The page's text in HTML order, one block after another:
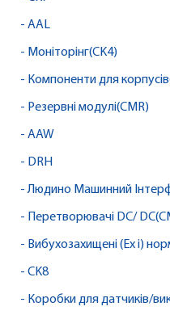
- AAL
- Моніторінг(CK4)
- Компоненти для
- Резервні модулі(CMR)
- AAW
- DRH
- Людино Машинний
- Перетворювачі DC/
- Вибухозахищені (Ex i)
- CK8
- Коробки для датчиків/